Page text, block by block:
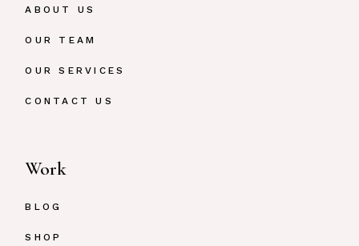
ABOUT US
OUR TEAM
OUR SERVICES
CONTACT US
Work
BLOG
SHOP